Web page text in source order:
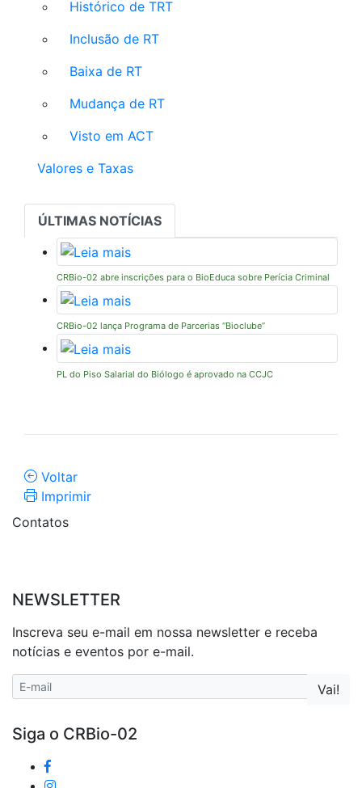
Histórico de TRT
Inclusão de RT
Baixa de RT
Mudança de RT
Visto em ACT
Valores e Taxas
ÚLTIMAS NOTÍCIAS
CRBio-02 abre inscrições para o BioEduca sobre Perícia Criminal
CRBio-02 lança Programa de Parcerias “Bioclube”
PL do Piso Salarial do Biólogo é aprovado na CCJC
Voltar
Imprimir
Contatos
NEWSLETTER
Inscreva seu e-mail em nossa newsletter e receba
notícias e eventos por e-mail.
Siga o CRBio-02